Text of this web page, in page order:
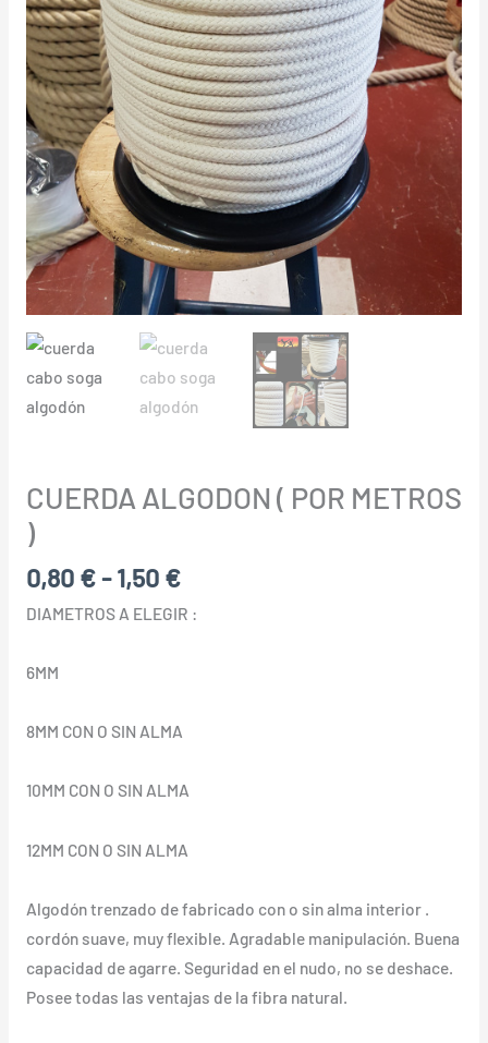
CUERDA ALGODON ( POR METROS
)
0,80 €- 1,50 €
DIAMETROS A ELEGIR :
6MM
8MM CON O SIN ALMA
10MM CON O SIN ALMA
12MM CON O SIN ALMA
Algodón trenzado de fabricado con o sin alma interior .
cordón suave, muy flexible. Agradable manipulación. Buena
capacidad de agarre. Seguridad en el nudo, no se deshace.
Posee todas las ventajas de la fibra natural.